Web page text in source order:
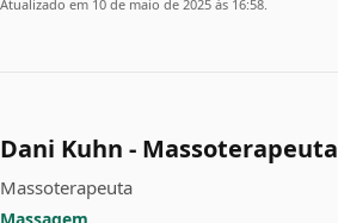
Atualizado em 10 de maio de 2025 às 16:58.
Dani Kuhn - Massoterapeuta
Massoterapeuta